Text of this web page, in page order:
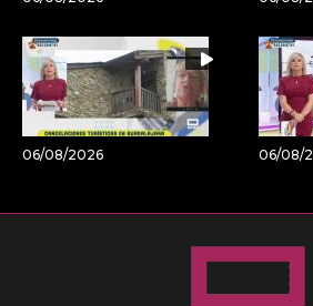
06/08/2026 06/08/